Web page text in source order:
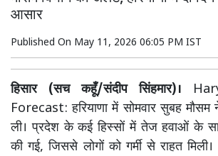
आसार
Published On May 11, 2026 06:05 PM IST
हिसार (सच कहूँ/संदीप सिंहमार)।
Forecast: हरियाणा में सोमवार सुबह
ली। प्रदेश के कई हिस्सों में तेज हवाओं के
की गई, जिससे लोगों को गर्मी से राहत